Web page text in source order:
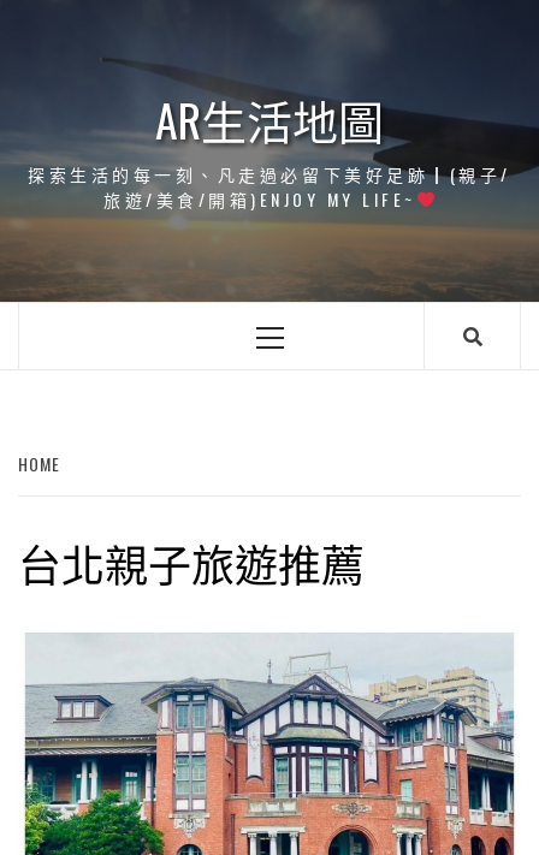
AR生活地圖
探索生活的每一刻、凡走過必留下美好足跡┃(親子/
旅遊/美食/開箱)ENJOY MY LIFE~
Primary
HOME
台北親子旅遊推薦